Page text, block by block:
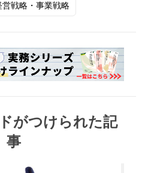
営戦略・事業戦略
がつけられた記
事